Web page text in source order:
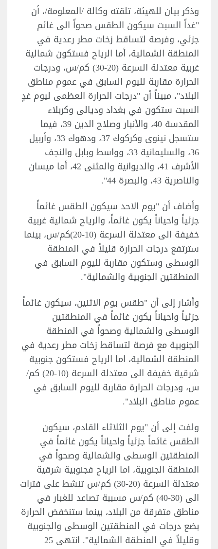
وذكر بيان للهيئة، تلقته وكالة /المعلومة/، أن
"غداً السبت سيكون الطقس صحواً الى غائم
جزئي، وفرصة لتساقط زخات مطر رعدية في
المنطقة الشمالية، أما الرياح فستكون شمالية
غربية معتدلة السرعة (20-30) كم/س، ودرجات
الحرارة مقاربة لليوم السابق في عموم مناطق
البلاد"، مبيناً أن "درجات الحرارة العظمى ليوم غدٍ
السبت ستكون في بغداد وديالى وكربلاء
المقدسة 40، والأنبار وصلاح الدين 39، فيما
ستسجل نينوى وكركوك 37، ودهوك 33، وأربيل
36، والسليمانية 33، وواسط وبابل والنجف
الأشرف 41، والديوانية والمثنى 42، أما ميسان
والناصرية 43، والبصرة 44".
وأضاف أن "يوم الاحد سيكون الطقس غائماً
جزئياً واحياناً يكون غائماً، والرياح شمالية غربية
خفيفة الى معتدلة السرعة (10-20)كم/س، بينما
سترتفع درجات الحرارة قليلاً في المنطقة
الوسطى وستكون مقاربة لليوم السابق في
المنطقتين الجنوبية والشمالية".
وأشار إلى أن "طقس يوم الاثنين، سيكون غائماً
جزئياً واحياناً يكون غائماً في المنطقتين
الوسطى والشمالية وصحواً في المنطقة
الجنوبية مع فرصة لتساقط زخات مطر رعدية في
المنطقة الشمالية، اما الرياح فستكون جنوبية
شرقية خفيفة الى معتدلة السرعة (10-20) كم/
س، ودرجات الحرارة مقاربة لليوم السابق في
عموم مناطق البلاد".
ولفت إلى أن "يوم الثلاثاء القادم، سيكون
الطقس غائماً جزئياً واحياناً يكون غائماً في
المنطقتين الوسطى والشمالية وصحواً في
المنطقة الجنوبية، اما الرياح فجنوبية شرقية
معتدلة السرعة (20-30) كم/س تنشط على فترات
الى (30-40) كم/س مسببة تصاعد للغبار في
مناطق متفرقة من البلاد، بينما ستنخفض الحرارة
بضع درجات في المنطقتين الوسطى والجنوبية
وقليلاً في المنطقة الشمالية". انتهى 25